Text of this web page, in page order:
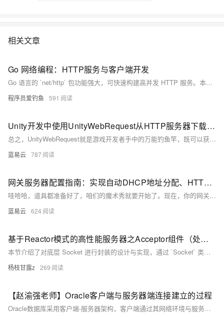
相关文章
Go 网络编程：HTTP服务与客户端开发
Go 语言的 `net/http` 包功能强大，可快速构建高并发 HTTP 服务。本文从创建简单 HTTP 服务入手，逐步讲解请求与响应对象、URL 参数处理、自定义路由、JSON 接口、静态文件服务、中间件编写及 HTTPS 配置等内容。通过示例代码展示如何使用 `http.HandleFunc`、`http.ServeMux`、`http.Client` 等工具实现常见功能，帮助开发者掌握构建高效 Web 应用的核心技能。
程序员爱钓鱼 591
Unity开发中使用UnityWebRequest从HTTP服务器下载资源。
总之，UnityWebRequest就是游戏开发者手中的万能钓鱼竿，既可以获取文本数据，也能钓上图片资源，甚至是那声音的涟漪。使用UnityWebRequest的时候，你需要精心准备，比如确定URL、配置请求类型和头信息；发起请求；巧妙处理钓获的数据；还需要机智面对网络波澜，处理各种可能出现的错误。按照这样的过程，数据的钓取将会是一次既轻松愉快也效率高效的编程钓鱼之旅。
蓝易云 787
网关服务器配置指南：实现自动DHCP地址分配、HTTP服务和SSH无密码登录。
哇哈哈，道具都准备好了，咱们的魔术秀就要开始了。现在，你的网关服务器已经魔法满满，自动分配IP，提供网页服务，SSH登录如入无人之境。而整个世界，只会知道效果，不会知道是你在幕后操控一切。这就是真正的数字世界魔法师，随手拈来，手到擒来。
蓝易云 624
基于Reactor模式的高性能服务器之Acceptor组件（处理连接）
本节介绍了对底层 Socket 进行封装的设计与实现，通过 `Socket` 类隐藏系统调用细节，提供简洁、安全、可读性强的接口。重点包括 `Socket` 类的核心作用（管理 `sockfd_`）、成员函数的功能（如绑定地址、监听、接受连接等），以及 `Acceptor` 组件的职责：监听连接、接收新客户端连接并分发给上层处理。同时说明了 `Acceptor` 与 `EventLoop` 和 `TcpServer` 的协作关系，并展示了其成员变量和关键函数的工作机制。
杨枝甘露z 269
【赵渝强老师】Oracle客户端与服务器端连接建立的过程
Oracle数据库采用客户端-服务器架构，客户端通过其网络环境与服务器通信，实现数据库访问。监听程序负责建立连接，通过命令lsnrctl可启动、停止及查看监听状态。本文介绍了监听器的作用及相关基础管理操作。